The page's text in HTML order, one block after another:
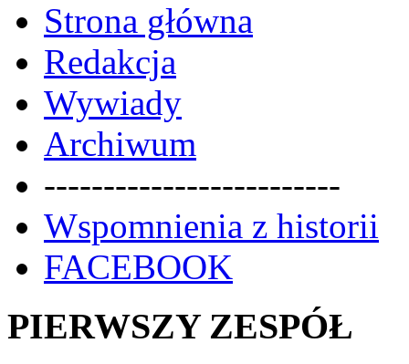
Strona główna
Redakcja
Wywiady
Archiwum
-------------------------
Wspomnienia z historii
FACEBOOK
PIERWSZY ZESPÓŁ